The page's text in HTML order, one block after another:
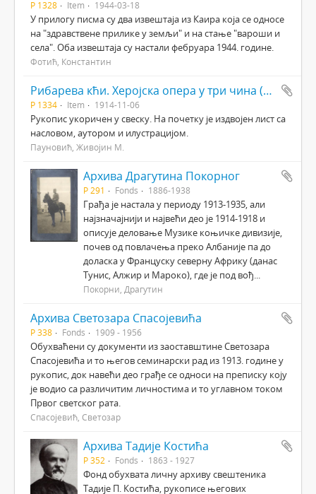
Р 1328 Item 1944-03-18
У прилогу писма су два извештаја из Каира која се односе
на "здравствене прилике у земљи" и на стање "вароши и
села". Оба извештаја су настали фебруара 1944. године.
Фотић, Константин
Рибарева кћи. Херојска опера у три чина (пет слика)
Р 1334 Item 1914-11-06
Рукопис укоричен у свеску. На почетку је издвојен лист са
насловом, аутором и илустрацијом.
Пауновић, Живојин М.
Архива Драгутина Покорног
Р 291 Fonds 1886-1938
Грађа је настала у периоду 1913-1935, али
најзначајнији и највећи део је 1914-1918 и
описује деловање Музике коњичке дивизије,
почев од повлачења преко Албаније па до
доласка у Француску северну Африку (данас
Тунис, Алжир и Мароко), где је под вођ...
Покорни, Драгутин
Архива Светозара Спасојевића
Р 338 Fonds 1909 - 1956
Обухваћени су документи из заоставштине Светозара
Спасојевића и то његов семинарски рад из 1913. године у
рукопис, док навећи део грађе се односи на преписку коју
је водио са различитим личностима и то углавном током
Првог светског рата.
Спасојевић, Светозар
Архива Тадије Костића
Р 352 Fonds 1863 - 1927
Фонд обухвата личну архиву свештеника
Тадије П. Костића, рукописе његових